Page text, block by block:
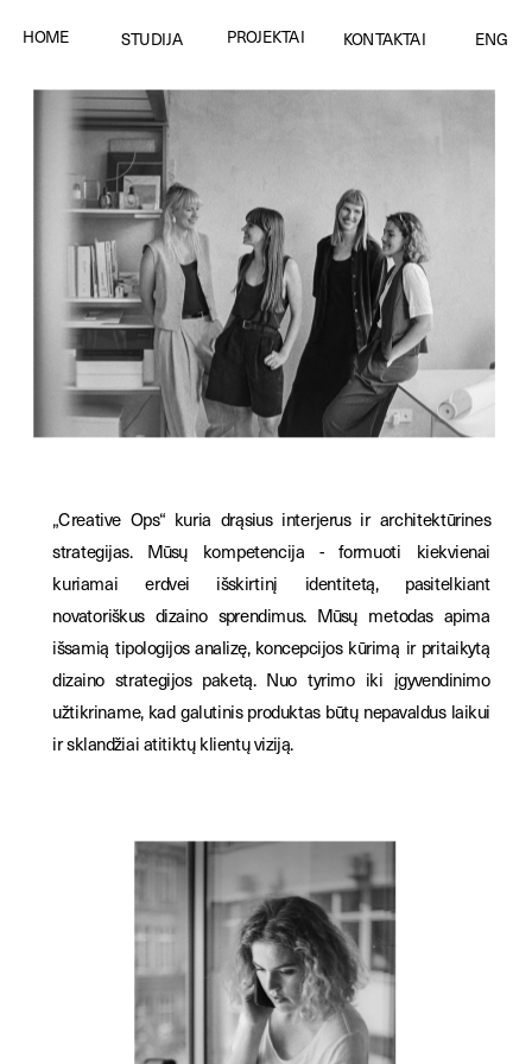
PROJEKTAI
HOME STUDIJA ENG
KONTAKTAI
„Creative Ops“ kuria drąsius interjerus ir architektūrines
strategijas. Mūsų kompetencija - formuoti kiekvienai
kuriamai erdvei išskirtinį identitetą, pasitelkiant
novatoriškus dizaino sprendimus. Mūsų metodas apima
išsamią tipologijos analizę, koncepcijos kūrimą ir pritaikytą
dizaino strategijos paketą. Nuo tyrimo iki įgyvendinimo
užtikriname, kad galutinis produktas būtų nepavaldus laikui
ir sklandžiai atitiktų klientų viziją.